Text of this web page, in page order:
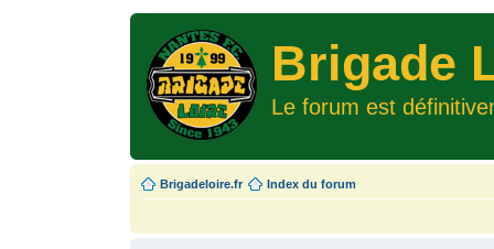
Brigade
Le forum est
Brigadeloire.fr Index du forum